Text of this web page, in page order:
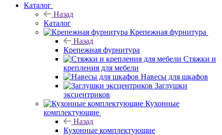
Каталог
Назад
Каталог
Крепежная фурнитура
Назад
Крепежная фурнитура
Стяжки и
крепления для мебели
Навесы для шкафов
Заглушки
эксцентриков
Кухонные
комплектующие
Назад
Кухонные комплектующие